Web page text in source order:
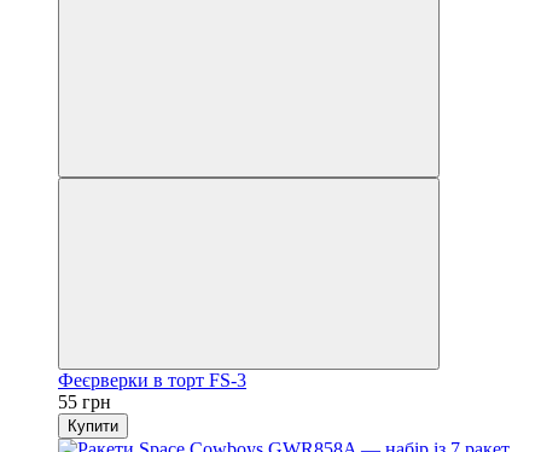
Феєрверки в торт FS-3
55 грн
Купити